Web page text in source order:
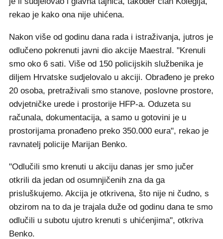
rekao je kako ona nije uhićena.
Nakon više od godinu dana rada i istraživanja, jutros je
odlučeno pokrenuti javni dio akcije Maestral. "Krenuli
smo oko 6 sati. Više od 150 policijskih službenika je
diljem Hrvatske sudjelovalo u akciji. Obrađeno je preko
20 osoba, pretraživali smo stanove, poslovne prostore,
odvjetničke urede i prostorije HFP-a. Oduzeta su
računala, dokumentacija, a samo u gotovini je u
prostorijama pronađeno preko 350.000 eura", rekao je
ravnatelj policije Marijan Benko.
"Odlučili smo krenuti u akciju danas jer smo jučer
otkrili da jedan od osumnjičenih zna da ga
prisluškujemo. Akcija je otkrivena, što nije ni čudno, s
obzirom na to da je trajala duže od godinu dana te smo
odlučili u subotu ujutro krenuti s uhićenjima", otkriva
Benko.